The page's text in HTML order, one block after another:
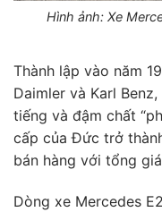
Hình ảnh: Xe
Thành lập vào năm
Daimler và Karl
tiếng và đậm chất
cấp của Đức trở
bán hàng với tổng
Dòng xe Mercedes